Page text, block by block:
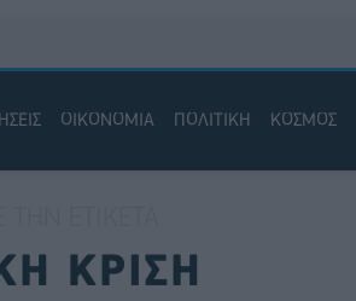
ΟΙΚΟΝΟΜΙΑ ΠΟΛΙΤΙΚΗ ΚΟΣΜΟΣ
ΚΡΙΣΗ